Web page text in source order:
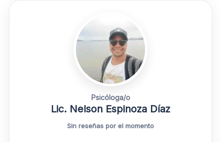
Psicóloga/o
Lic. Nelson Espinoza Díaz
Sin reseñas por el momento